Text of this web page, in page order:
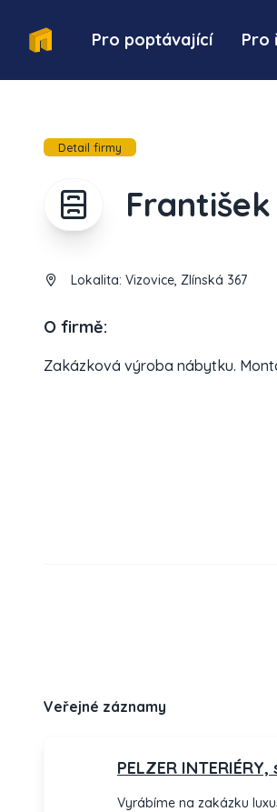
Pro poptávající Pro
Detail firmy
Lokalita: Vizovice, Zlínská 367
O firmě:
Zakázková výroba nábytku.
Veřejné záznamy
PELZER INTERIÉRY,
Vyrábíme na zakázku